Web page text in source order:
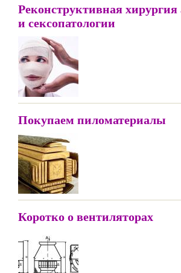
Реконструктивная хирургия
и сексопатологии
Покупаем пиломатериалы
Коротко о вентиляторах